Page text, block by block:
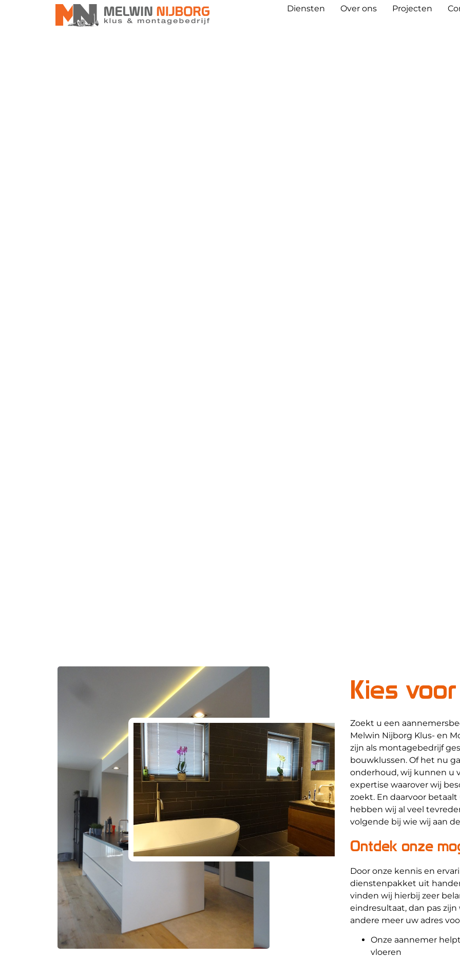
Diensten Over ons Projecten
Kies
Zoekt u een
Melwin Nijborg Klus- en
zijn als montagebedrijf
bouwklussen. Of het nu
onderhoud, wij kunnen u
expertise waarover wij
zoekt. En daarvoor
hebben wij al veel
volgende bij wie wij aan
Ontdek onze
Door onze kennis en
dienstenpakket uit
vinden wij hierbij zeer
eindresultaat, dan pas
andere meer uw adres
Onze aannemer
vloeren